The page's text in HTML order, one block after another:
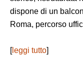
dispone di un
Roma, percorso
[leggi tutto]